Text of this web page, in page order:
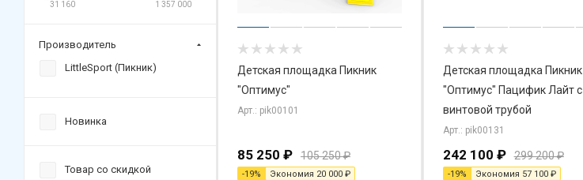
Детская площадка Пикник
"Оптимус"
Арт.: pik00101
85 250 ₽ 105 250₽
-19% Экономия 20 000 ₽
Детская площадка Пикник
"Оптимус" Пацифик Лайт с
винтовой трубой
Арт.: pik00131
242 100 ₽ 299 200₽
-19% Экономия 57 100₽
31 160 1 357 000
Производитель
LittleSport (Пикник)
Новинка
Товар со скидкой